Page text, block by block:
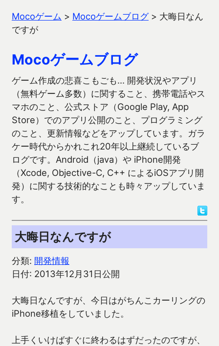
Mocoゲーム > Mocoゲームブログ> 大晦日なん
ですが
Mocoゲームブログ
ゲーム作成の悲喜こもごも… 開発状況やアプリ
（無料ゲーム多数）に関すること、携帯電話やス
マホのこと、公式ストア（Google Play, App
Store）でのアプリ公開のこと、プログラミング
のこと、更新情報などをアップしています。ガラ
ケー時代からかれこれ20年以上継続しているブ
ログです。Android（java）や iPhone開発
（Xcode, Objective-C, C++ によるiOSアプリ開
発）に関する技術的なことも時々アップしていま
す。
大晦日なんですが
分類: 開発情報
日付: 2013年12月31日公開
大晦日なんですが、今日はがちんこカーリングの
iPhone移植をしていました。
上手くいけばすぐに終わるはずだったのですが、